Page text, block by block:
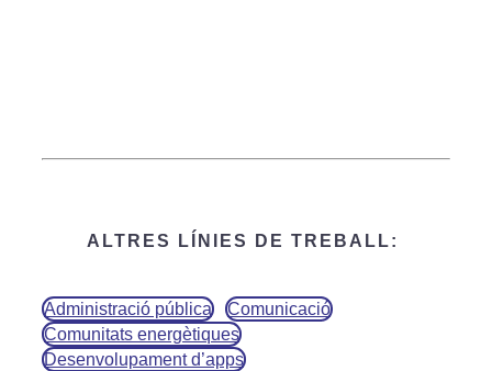
ALTRES LÍNIES DE TREBALL:
Administració pública
Comunicació
Comunitats energètiques
Desenvolupament d’apps